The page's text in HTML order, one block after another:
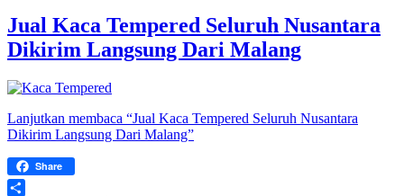
Jual Kaca Tempered Seluruh Nusantara
Dikirim Langsung Dari Malang
Lanjutkan membaca “Jual Kaca Tempered Seluruh Nusantara
Dikirim Langsung Dari Malang”
Share